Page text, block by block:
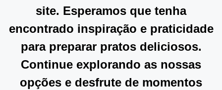
site. Esperamos que tenha
encontrado inspiração e praticidade
para preparar pratos deliciosos.
Continue explorando as nossas
opções e desfrute de momentos